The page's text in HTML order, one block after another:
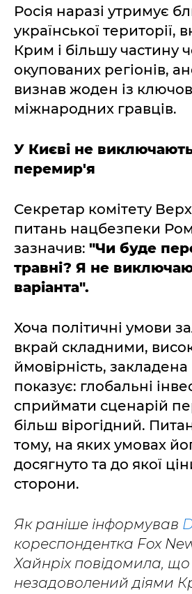
Росія наразі утримує
української території,
Крим і більшу частину
окупованих регіонів,
визнав жоден із
міжнародних гравців.
У Києві не
перемир'я
Секретар комітету
питань нацбезпеки
зазначив: "Чи буде
травні? Я не
варіанта".
Хоча політичні умови
вкрай складними,
ймовірність,
показує: глобальні
сприймати сценарій
більш вірогідний.
тому, на яких умовах
досягнуто та до якої
сторони.
Як раніше інформував
кореспондентка Fox
Хайнріх повідомила,
незадоволений діями